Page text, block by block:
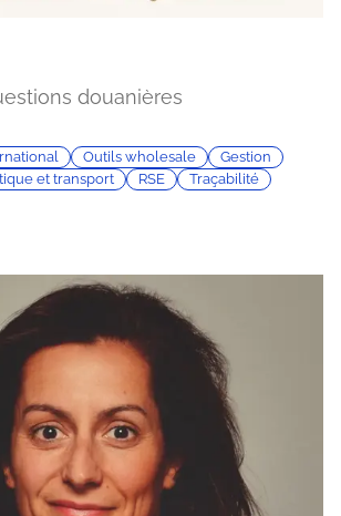
douanières
Outils wholesale
Gestion
et transport RSE Traçabilité